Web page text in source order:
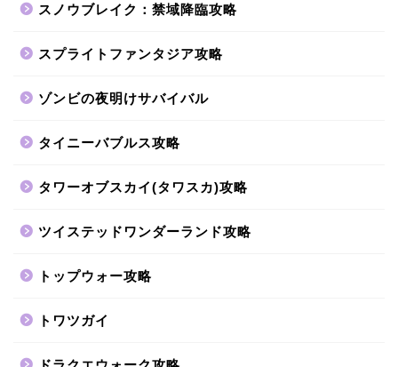
スノウブレイク：禁域降臨攻略
スプライトファンタジア攻略
ゾンビの夜明けサバイバル
タイニーバブルス攻略
タワーオブスカイ(タワスカ)攻略
ツイステッドワンダーランド攻略
トップウォー攻略
トワツガイ